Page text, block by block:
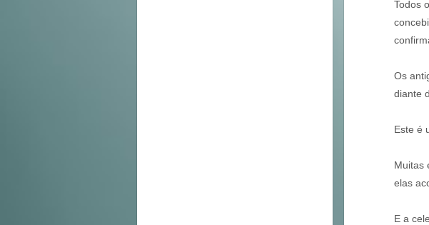
Todos
Os
diante
Este é
Muitas
elas
E a